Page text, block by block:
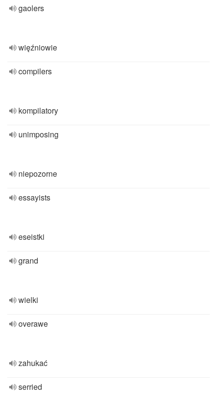
gaolers
więźniowie
compilers
kompilatory
unimposing
niepozorne
essayists
eseistki
grand
wielki
overawe
zahukać
serried